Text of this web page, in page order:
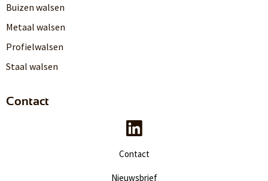
Buizen walsen
Metaal walsen
Profielwalsen
Staal walsen
Contact
Contact
Nieuwsbrief